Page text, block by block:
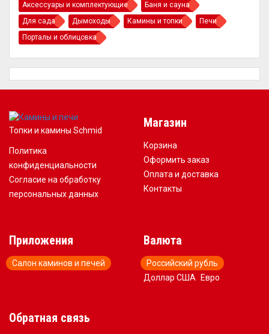
Аксессуары и комплектующие
Баня и сауна
Для сада
Дымоходы Камины и топки
Печи
Порталы и облицовка
Топки и камины Schmid
Политика
конфиденциальности
Согласие на обработку
персональных данных
Магазин
Корзина
Оформить заказ
Оплата и доставка
Контакты
Приложения
Салон каминов и печей
Валюта
Российский рубль
Доллар США
Евро
Обратная связь